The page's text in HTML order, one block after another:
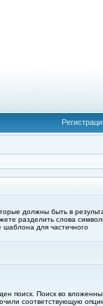
должны быть в
разделить слова
шаблона для частичного
поиск. Поиск во
соответствующую